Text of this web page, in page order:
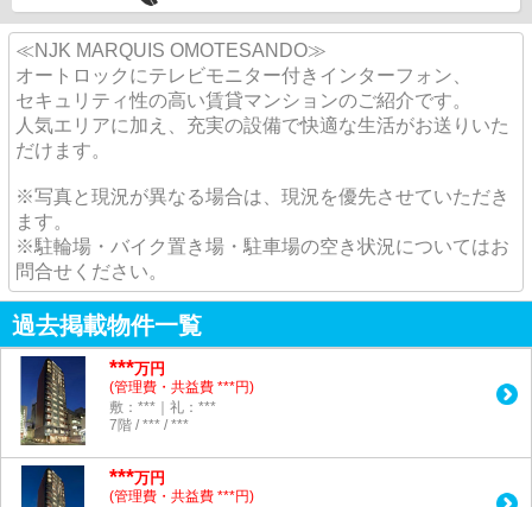
≪NJK MARQUIS OMOTESANDO≫
オートロックにテレビモニター付きインターフォン、
セキュリティ性の高い賃貸マンションのご紹介です。
人気エリアに加え、充実の設備で快適な生活がお送りいた
だけます。
※写真と現況が異なる場合は、現況を優先させていただき
ます。
※駐輪場・バイク置き場・駐車場の空き状況についてはお
問合せください。
過去掲載物件一覧
***万円
(管理費・共益費 ***円)
敷：***｜礼：***
7階 / *** / ***
***万円
(管理費・共益費 ***円)